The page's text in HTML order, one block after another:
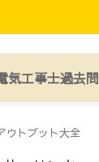
気工事士過去問
ウトプット大全